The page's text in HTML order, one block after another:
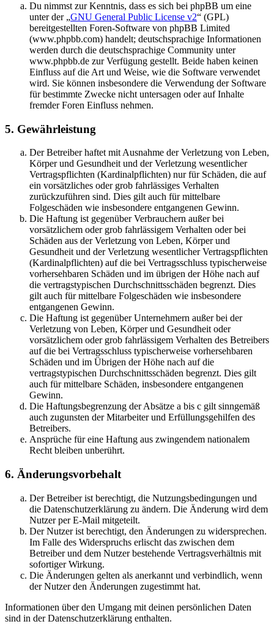
Du nimmst zur Kenntnis, dass es sich bei phpBB um eine
unter der „GNU General Public License v2“ (GPL)
bereitgestellten Foren-Software von phpBB Limited
(www.phpbb.com) handelt; deutschsprachige Informationen
werden durch die deutschsprachige Community unter
www.phpbb.de zur Verfügung gestellt. Beide haben keinen
Einfluss auf die Art und Weise, wie die Software verwendet
wird. Sie können insbesondere die Verwendung der Software
für bestimmte Zwecke nicht untersagen oder auf Inhalte
fremder Foren Einfluss nehmen.
5. Gewährleistung
Der Betreiber haftet mit Ausnahme der Verletzung von Leben,
Körper und Gesundheit und der Verletzung wesentlicher
Vertragspflichten (Kardinalpflichten) nur für Schäden, die auf
ein vorsätzliches oder grob fahrlässiges Verhalten
zurückzuführen sind. Dies gilt auch für mittelbare
Folgeschäden wie insbesondere entgangenen Gewinn.
Die Haftung ist gegenüber Verbrauchern außer bei
vorsätzlichem oder grob fahrlässigem Verhalten oder bei
Schäden aus der Verletzung von Leben, Körper und
Gesundheit und der Verletzung wesentlicher Vertragspflichten
(Kardinalpflichten) auf die bei Vertragsschluss typischerweise
vorhersehbaren Schäden und im übrigen der Höhe nach auf
die vertragstypischen Durchschnittsschäden begrenzt. Dies
gilt auch für mittelbare Folgeschäden wie insbesondere
entgangenen Gewinn.
Die Haftung ist gegenüber Unternehmern außer bei der
Verletzung von Leben, Körper und Gesundheit oder
vorsätzlichem oder grob fahrlässigem Verhalten des Betreibers
auf die bei Vertragsschluss typischerweise vorhersehbaren
Schäden und im Übrigen der Höhe nach auf die
vertragstypischen Durchschnittsschäden begrenzt. Dies gilt
auch für mittelbare Schäden, insbesondere entgangenen
Gewinn.
Die Haftungsbegrenzung der Absätze a bis c gilt sinngemäß
auch zugunsten der Mitarbeiter und Erfüllungsgehilfen des
Betreibers.
Ansprüche für eine Haftung aus zwingendem nationalem
Recht bleiben unberührt.
6. Änderungsvorbehalt
Der Betreiber ist berechtigt, die Nutzungsbedingungen und
die Datenschutzerklärung zu ändern. Die Änderung wird dem
Nutzer per E-Mail mitgeteilt.
Der Nutzer ist berechtigt, den Änderungen zu widersprechen.
Im Falle des Widerspruchs erlischt das zwischen dem
Betreiber und dem Nutzer bestehende Vertragsverhältnis mit
sofortiger Wirkung.
Die Änderungen gelten als anerkannt und verbindlich, wenn
der Nutzer den Änderungen zugestimmt hat.
Informationen über den Umgang mit deinen persönlichen Daten
sind in der Datenschutzerklärung enthalten.